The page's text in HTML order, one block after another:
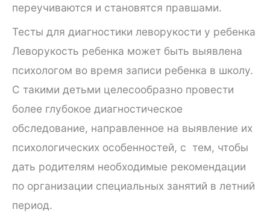
переучиваются и становятся правшами.
Тесты для диагностики леворукости у ребенка
Леворукость ребенка может быть выявлена
психологом во время записи ребенка в школу.
С такими детьми целесообразно провести
более глубокое диагностическое
обследование, направленное на выявление их
психологических особенностей, с тем, чтобы
дать родителям необходимые рекомендации
по организации специальных занятий в летний
период.